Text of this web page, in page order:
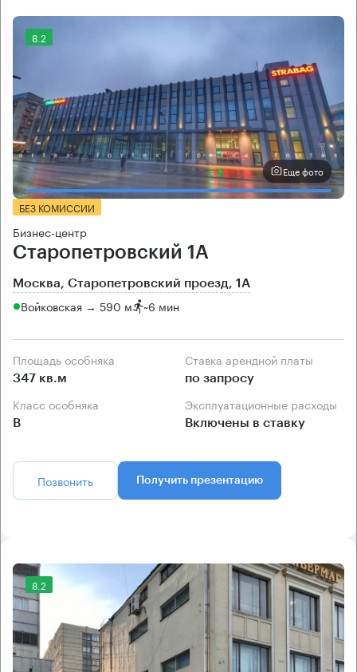
8.2
Еще фото
БЕЗ КОМИССИИ
Бизнес-центр
Старопетровский 1А
Москва, Старопетровский проезд, 1А
Войковская → 590 м ~6 мин
Площадь особняка
347 кв.м
Ставка арендной платы
по запросу
Класс особняка
B
Эксплуатационные расходы
Включены в ставку
Позвонить Получить презентацию
8.2